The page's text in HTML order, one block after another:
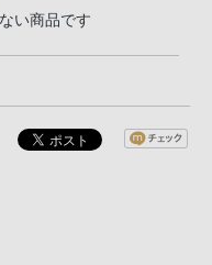
い商品です